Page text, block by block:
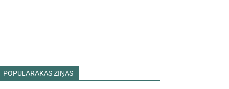
POPULĀRĀKĀS ZIŅAS